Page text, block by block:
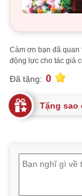
Cảm ơn bạn đã quan
động lực cho tác giả
Đã tặng: 0
Tặng sao